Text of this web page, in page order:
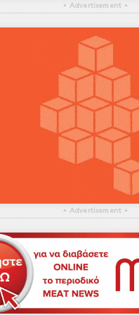
▴ Advertisement ▴
▴ Advertisement ▴